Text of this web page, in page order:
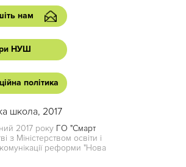
нам
НУШ
політика
школа, 2017
2017 року ГО "Смарт
з Міністерством освіти і
реформи "Нова